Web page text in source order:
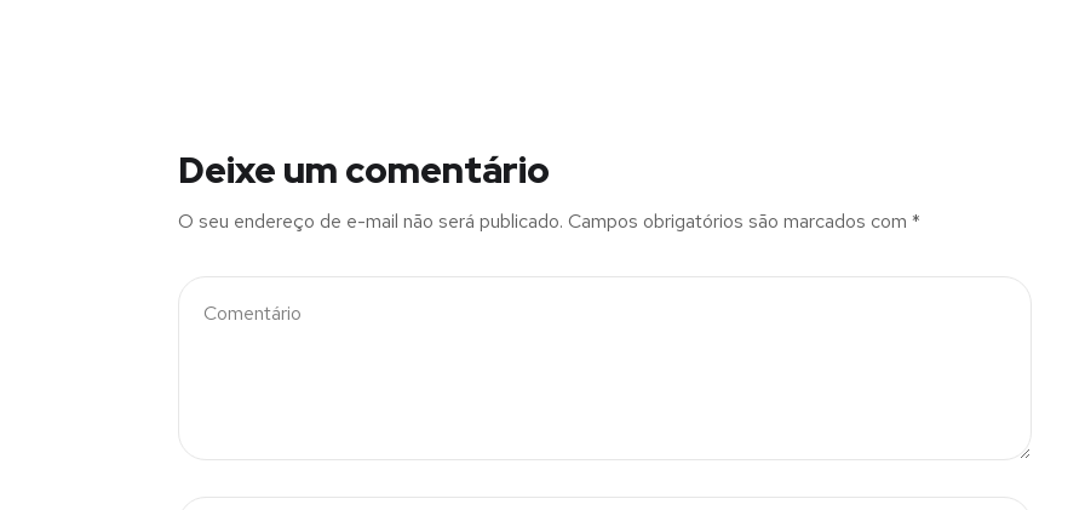
Deixe um comentário
O seu endereço de e-mail não será publicado. Campos obrigatórios são marcados com *